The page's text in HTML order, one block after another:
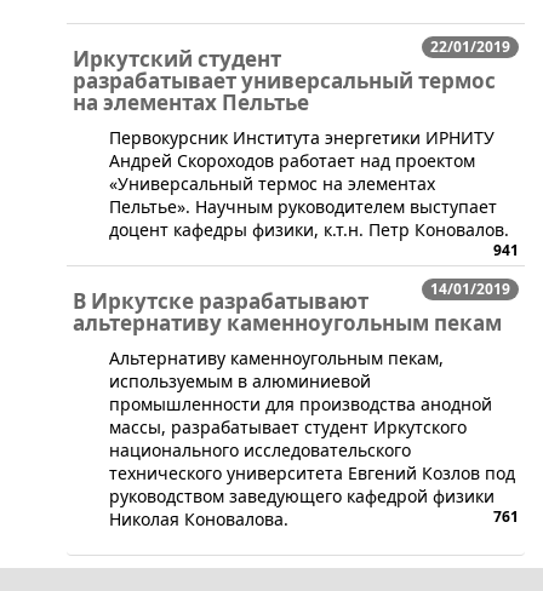
22/01/2019
Иркутский студент
разрабатывает универсальный термос
на элементах Пельтье
​Первокурсник Института энергетики ИРНИТУ
Андрей Скороходов работает над проектом
«Универсальный термос на элементах
Пельтье». Научным руководителем выступает
доцент кафедры физики, к.т.н. Петр Коновалов.
941
14/01/2019
В Иркутске разрабатывают
альтернативу каменноугольным пекам
​Альтернативу каменноугольным пекам,
используемым в алюминиевой
промышленности для производства анодной
массы, разрабатывает студент Иркутского
национального исследовательского
технического университета Евгений Козлов под
руководством заведующего кафедрой физики
Николая Коновалова.
761